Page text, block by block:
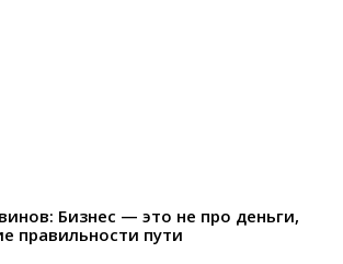
Бизнес — это не про деньги,
правильности пути